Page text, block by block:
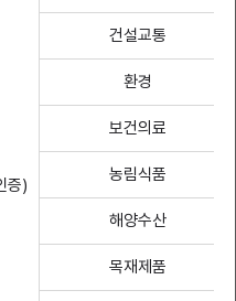
증)
건설교통
환경
보건의료
농림식품
해양수산
목재제품